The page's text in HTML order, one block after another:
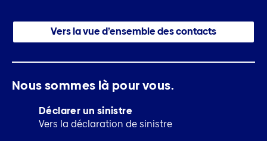
Vers la vue d’ensemble des contacts
Nous sommes là pour vous.
Déclarer un sinistre
Vers la déclaration de sinistre